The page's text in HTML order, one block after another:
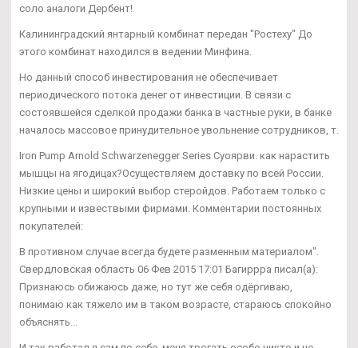
соло аналоги Дербент!
Калининградский янтарный комбинат передан "Ростеху" До
этого комбинат находился в ведении Минфина.
Но данный способ инвестирования не обеспечивает
периодического потока денег от инвестиции. В связи с
состоявшейся сделкой продажи банка в частные руки, в банке
началось массовое принудительное увольнение сотрудников, т.
Iron Pump Arnold Schwarzenegger Series Суоярви. как нарастить
мышцы на ягодицах?Осуществляем доставку по всей России.
Низкие цены и широкий выбор стеройдов. Работаем только с
крупными и извествыми фирмами. Комментарии постоянных
покупателей:
В противном случае всегда будете разменным материалом".
Свердловская область 06 Фев 2015 17:01 Багиррра писал(а):
Признаюсь обижаюсь даже, но тут же себя одёргиваю,
понимаю как тяжело им в таком возрасте, стараюсь спокойно
объяснять...